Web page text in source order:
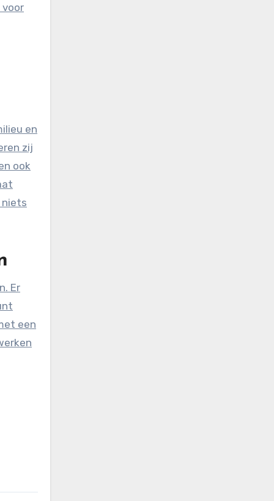
voor
en
zij
ook
niets
Er
een